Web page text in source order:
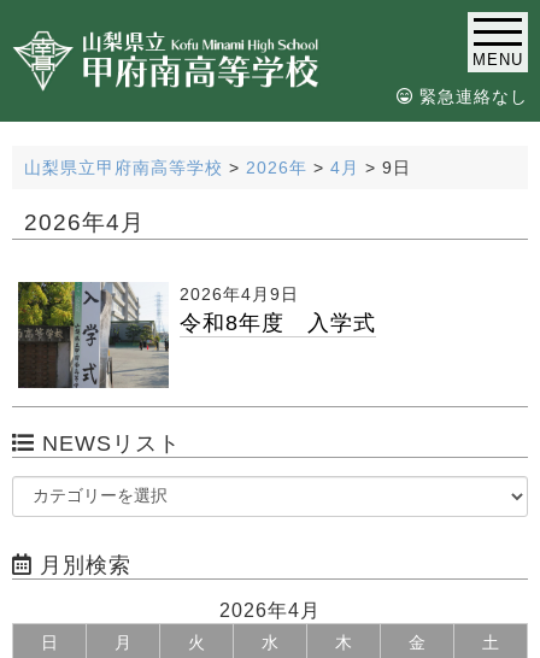
MENU
緊急連絡なし
山梨県立甲府南高等学校 > 2026年 > 4月 > 9日
2026年4月
2026年4月9日
令和8年度 入学式
NEWSリスト
月別検索
2026年4月
日 月 火 水 木 金 土